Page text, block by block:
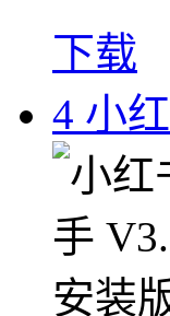
下载
4 小